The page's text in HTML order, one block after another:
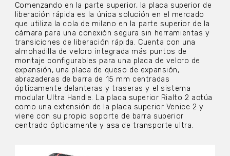
Comenzando en la parte superior, la placa superior de
liberación rápida es la única solución en el mercado
que utiliza la cola de milano en la parte superior de la
cámara para una conexión segura sin herramientas y
transiciones de liberación rápida. Cuenta con una
almohadilla de velcro integrada más puntos de
montaje configurables para una placa de velcro de
expansión, una placa de queso de expansión,
abrazaderas de barra de 15 mm centradas
ópticamente delanteras y traseras y el sistema
modular Ultra Handle. La placa superior Rialto 2 actúa
como una extensión de la placa superior Venice 2 y
viene con su propio soporte de barra superior
centrado ópticamente y asa de transporte ultra.